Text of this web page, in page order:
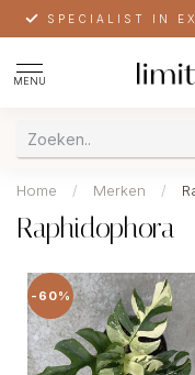
SPECIALIST IN
MENU
Home / Merken /
Raphidophora
-60%